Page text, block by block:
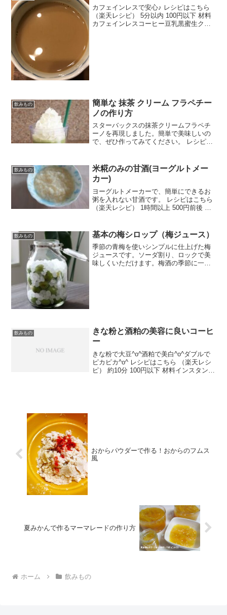
カフェインレスで安心♪ レシピはこちら
（楽天レシピ） 5分以内 100円以下 材料
カフェインレスコーヒー豆乳黒蜜生クリ
飲みもの
簡単な 抹茶 クリーム フラペチー
ノの作り方
スターバックスの抹茶クリームフラペチ
ーノを再現しました。簡単で美味しいの
で、ぜひ作ってみてください。 レシピは
リームみんなのレビュー
飲みもの
米糀のみの甘酒(ヨーグルトメー
カー)
ヨーグルトメーカーで、簡単にできるお
粥を入れない甘酒です。 レシピはこちら
（楽天レシピ） 1時間以上 500円前後 材
飲みもの 基本の梅シロップ（梅ジュース）
季節の青梅を使いシンプルに仕上げた梅
ジュースです。ソーダ割り、ロックで美
味しくいただけます。梅酒の季節に一緒
飲みもの
きな粉と酒粕の美容に良いコーヒ
ー
きな粉で大豆^o^酒粕で美白^o^ダブルで
ピカピカ^o^ レシピはこちら （楽天レシ
ピ） 約10分 100円以下 材料インスタント
おからパウダーで作る！おからのフムス
風
夏みかんで作るマーマレードの作り方
ホーム 飲みもの